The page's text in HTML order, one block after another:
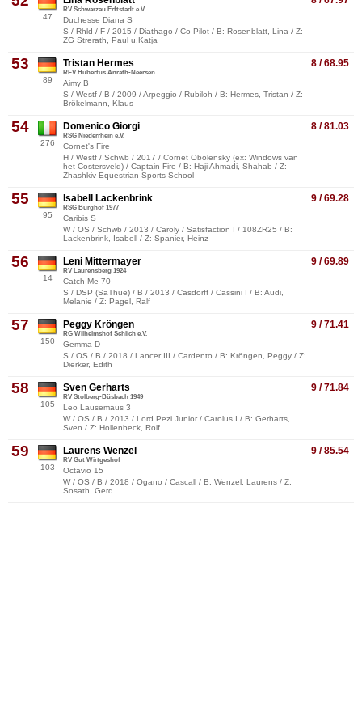
47
RV Schwarzau Erftstadt e.V.
Duchesse Diana S
S / Rhld / F / 2015 / Diathago / Co-Pilot / B: Rosenblatt, Lina / Z:
ZG Strerath, Paul u.Katja
53
89
8 / 68.95
Tristan Hermes
RFV Hubertus Anrath-Neersen
Aimy B
S / Westf / B / 2009 / Arpeggio / Rubiloh / B: Hermes, Tristan / Z:
Brökelmann, Klaus
54
276
8 / 81.03
Domenico Giorgi
RSG Niederrhein e.V.
Cornet's Fire
H / Westf / Schwb / 2017 / Cornet Obolensky (ex: Windows van
het Costersveld) / Captain Fire / B: Haji Ahmadi, Shahab / Z:
Zhashkiv Equestrian Sports School
55
95
9 / 69.28
Isabell Lackenbrink
RSG Burghof 1977
Caribis S
W / OS / Schwb / 2013 / Caroly / Satisfaction I / 108ZR25 / B:
Lackenbrink, Isabell / Z: Spanier, Heinz
56
14
9 / 69.89
Leni Mittermayer
RV Laurensberg 1924
Catch Me 70
S / DSP (SaThue) / B / 2013 / Casdorff / Cassini I / B: Audi,
Melanie / Z: Pagel, Ralf
57
150
9 / 71.41
Peggy Kröngen
RG Wilhelmshof Schlich e.V.
Gemma D
S / OS / B / 2018 / Lancer III / Cardento / B: Kröngen, Peggy / Z:
Dierker, Edith
58
105
9 / 71.84
Sven Gerharts
RV Stolberg-Büsbach 1949
Leo Lausemaus 3
W / OS / B / 2013 / Lord Pezi Junior / Carolus I / B: Gerharts,
Sven / Z: Hollenbeck, Rolf
59
103
9 / 85.54
Laurens Wenzel
RV Gut Wirtgeshof
Octavio 15
W / OS / B / 2018 / Ogano / Cascall / B: Wenzel, Laurens / Z:
Sosath, Gerd